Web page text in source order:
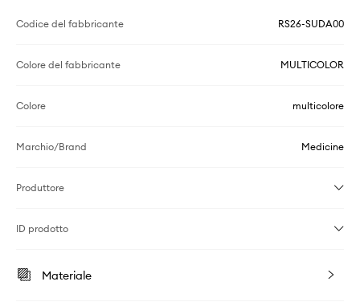
Codice del fabbricante RS26-SUDA00
Colore del fabbricante MULTICOLOR
Colore multicolore
Marchio/Brand Medicine
Produttore
ID prodotto
Materiale